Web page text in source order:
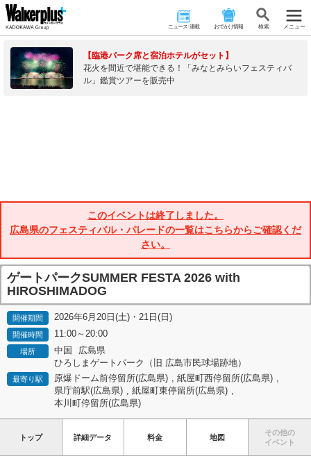
ニュース･連載 おでかけ情報 検 索 メニュー
【臨港パーク席と宿泊ホテルがセット】
花火を間近で堪能できる！「みなとみらいフェスティバ
ル」鑑賞ツアーを販売中
このイベントは終了しました。
広島県のフェスティバル・パレードの一覧はこちらからご確認くだ
さい。
ゲートパークSUMMER FESTA 2026 with
HIROSHIMADOG
開催期間 2026年6月20日(土)・21日(日)
開催時間 11:00～20:00
場所 中国
広島県
ひろしまゲートパーク（旧 広島市民球場跡地）
最寄り駅 原爆ドーム前停留所(広島県) , 紙屋町西停留所(広島県) ,
県庁前駅(広島県) , 紙屋町東停留所(広島県) ,
本川町停留所(広島県)
トップ 詳細データ 料金 地図
その他の
イベント